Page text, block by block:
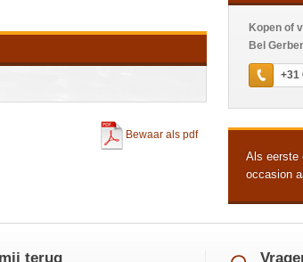
Bewaar als pdf
Kopen of
Bel
+31
Als eerste
occasion
terug